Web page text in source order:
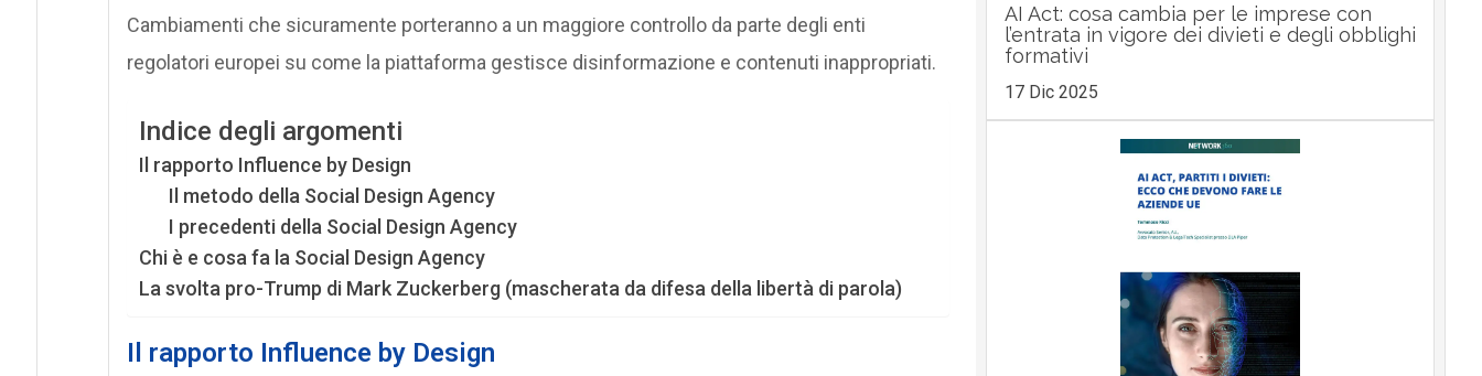
Cambiamenti che sicuramente porteranno a un maggiore controllo da parte degli enti
regolatori europei su come la piattaforma gestisce disinformazione e contenuti inappropriati.
Indice degli argomenti
Il rapporto Influence by Design
Il metodo della Social Design Agency
I precedenti della Social Design Agency
Chi è e cosa fa la Social Design Agency
La svolta pro-Trump di Mark Zuckerberg (mascherata da difesa della libertà di parola)
Il rapporto Influence by Design
AI Act: cosa cambia per le imprese con
l’entrata in vigore dei divieti e degli obblighi
formativi
17 Dic 2025